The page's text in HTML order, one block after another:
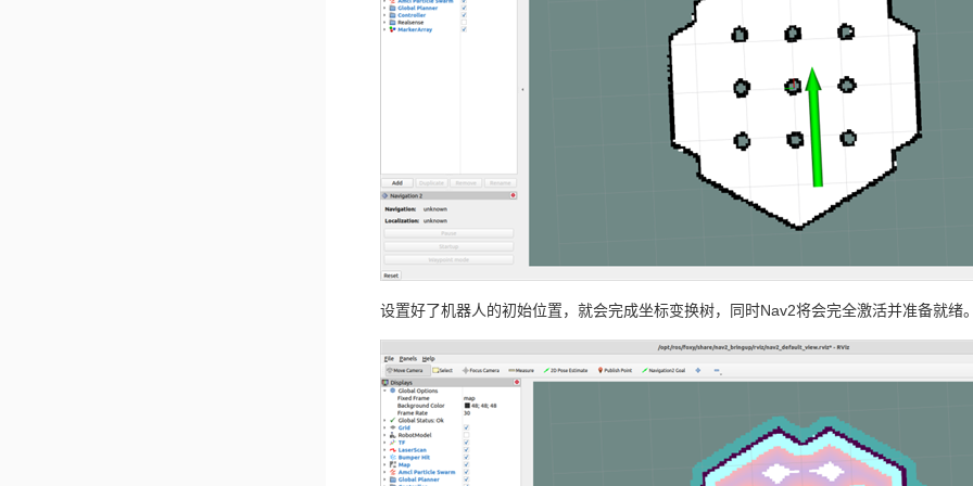
设置好了机器人的初始位置，就会完成坐标变换树，同时Nav2将会完全激活并准备就绪